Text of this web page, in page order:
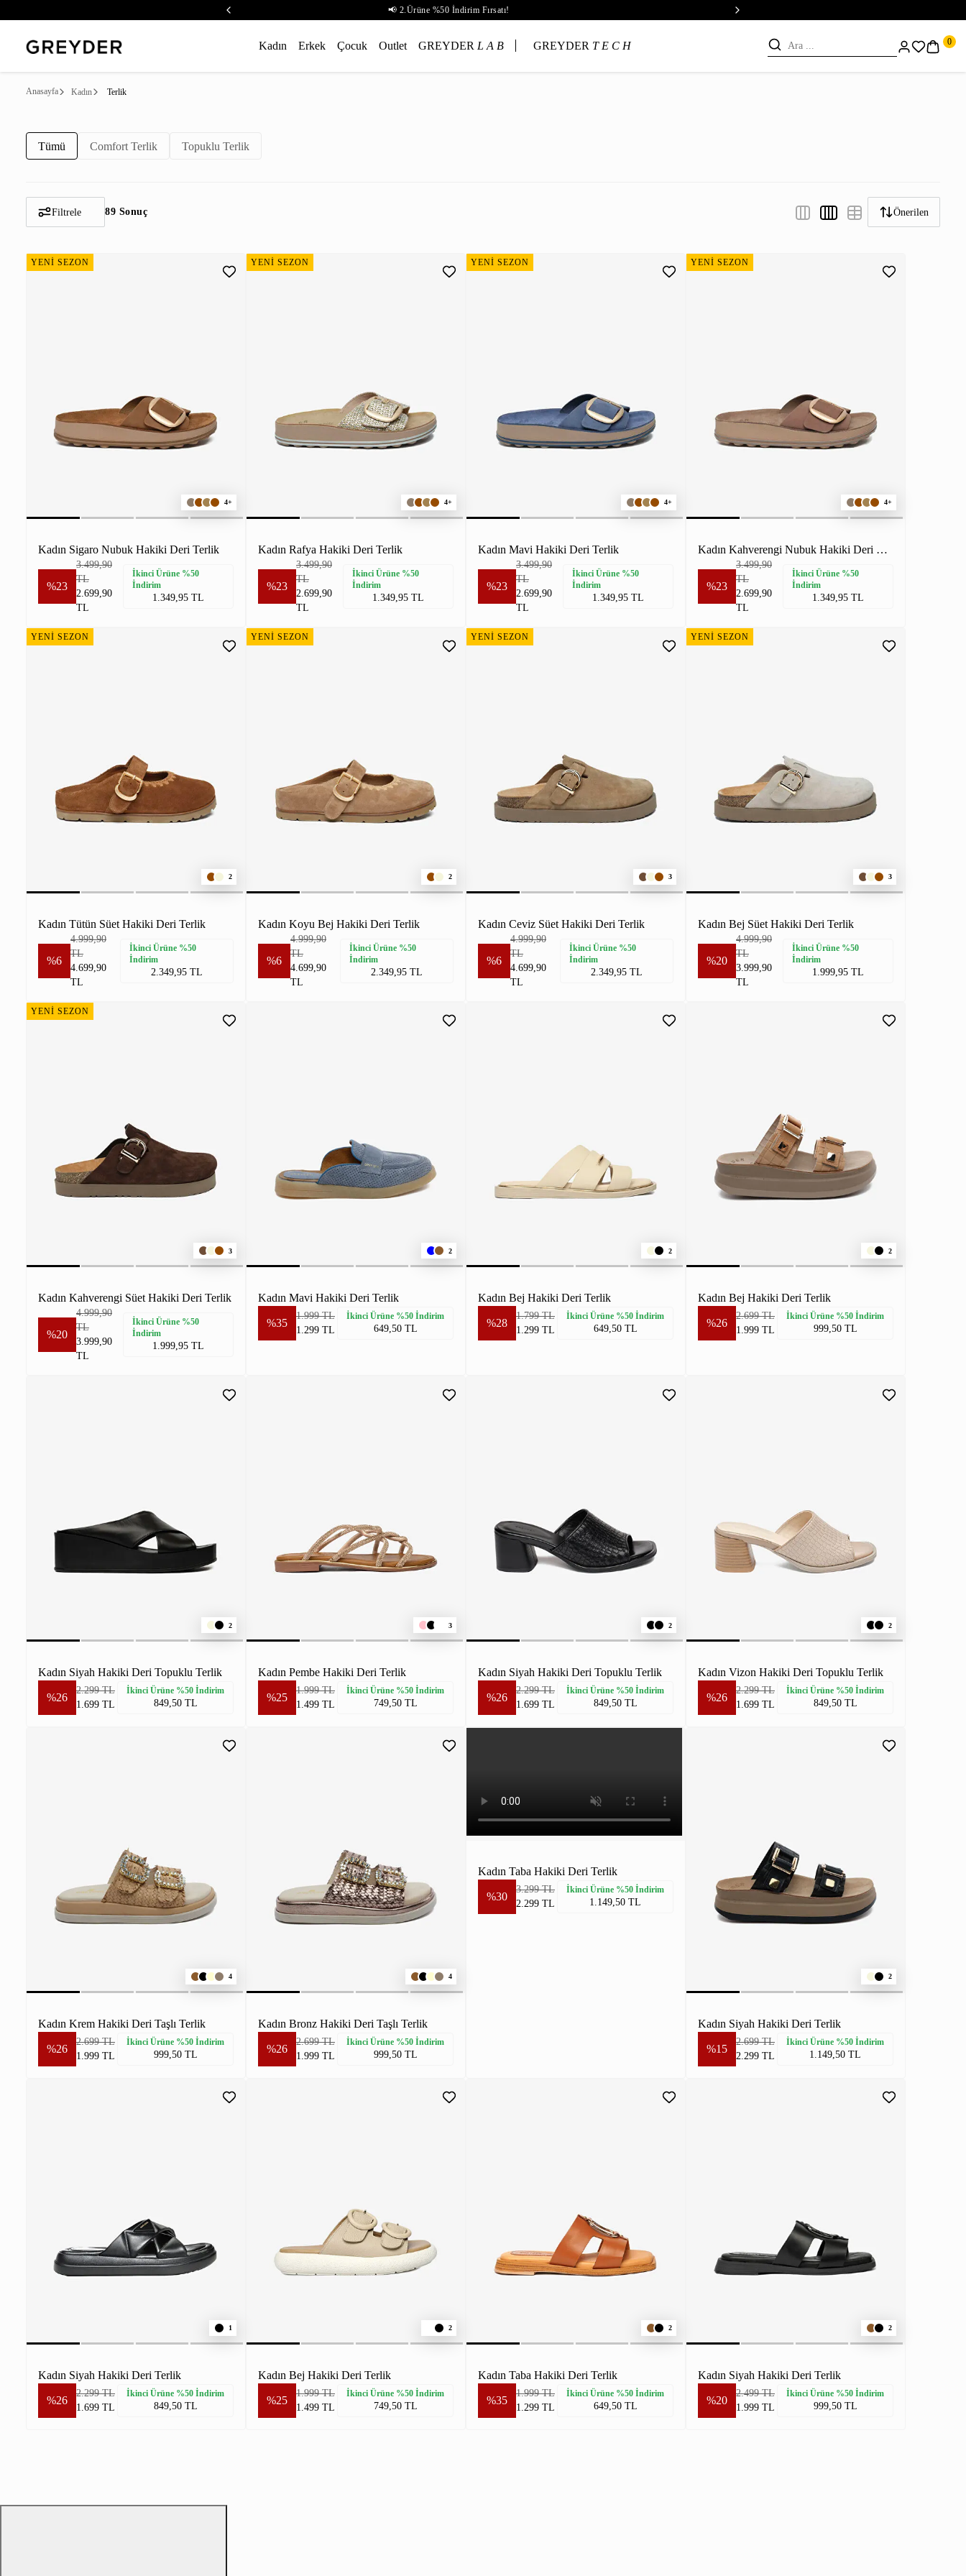
📢 2.Ürüne %50 İndirim Fırsatı!
Kadın Erkek Çocuk Outlet GREYDER L A B GREYDER T E C H 0
Anasayfa Kadın Terlik
Tümü Comfort Terlik Topuklu Terlik
Filtrele 89 Sonuç Önerilen
YENİ SEZON
4+
Kadın Sigaro Nubuk Hakiki Deri Terlik
%23
3.499,90
TL
2.699,90
TL
İkinci Ürüne %50
İndirim
1.349,95 TL
YENİ SEZON
4+
Kadın Rafya Hakiki Deri Terlik
%23
3.499,90
TL
2.699,90
TL
İkinci Ürüne %50
İndirim
1.349,95 TL
YENİ SEZON
4+
Kadın Mavi Hakiki Deri Terlik
%23
3.499,90
TL
2.699,90
TL
İkinci Ürüne %50
İndirim
1.349,95 TL
YENİ SEZON
4+
Kadın Kahverengi Nubuk Hakiki Deri Terlik
%23
3.499,90
TL
2.699,90
TL
İkinci Ürüne %50
İndirim
1.349,95 TL
YENİ SEZON
2
Kadın Tütün Süet Hakiki Deri Terlik
%6
4.999,90
TL
4.699,90
TL
İkinci Ürüne %50
İndirim
2.349,95 TL
YENİ SEZON
2
Kadın Koyu Bej Hakiki Deri Terlik
%6
4.999,90
TL
4.699,90
TL
İkinci Ürüne %50
İndirim
2.349,95 TL
YENİ SEZON
3
Kadın Ceviz Süet Hakiki Deri Terlik
%6
4.999,90
TL
4.699,90
TL
İkinci Ürüne %50
İndirim
2.349,95 TL
YENİ SEZON
3
Kadın Bej Süet Hakiki Deri Terlik
%20
4.999,90
TL
3.999,90
TL
İkinci Ürüne %50
İndirim
1.999,95 TL
YENİ SEZON
3
Kadın Kahverengi Süet Hakiki Deri Terlik
%20
4.999,90
TL
3.999,90
TL
İkinci Ürüne %50
İndirim
1.999,95 TL
2
Kadın Mavi Hakiki Deri Terlik
%35
1.999 TL
1.299 TL
İkinci Ürüne %50 İndirim
649,50 TL
2
Kadın Bej Hakiki Deri Terlik
%28
1.799 TL
1.299 TL
İkinci Ürüne %50 İndirim
649,50 TL
2
Kadın Bej Hakiki Deri Terlik
%26
2.699 TL
1.999 TL
İkinci Ürüne %50 İndirim
999,50 TL
2
Kadın Siyah Hakiki Deri Topuklu Terlik
%26
2.299 TL
1.699 TL
İkinci Ürüne %50 İndirim
849,50 TL
3
Kadın Pembe Hakiki Deri Terlik
%25
1.999 TL
1.499 TL
İkinci Ürüne %50 İndirim
749,50 TL
2
Kadın Siyah Hakiki Deri Topuklu Terlik
%26
2.299 TL
1.699 TL
İkinci Ürüne %50 İndirim
849,50 TL
2
Kadın Vizon Hakiki Deri Topuklu Terlik
%26
2.299 TL
1.699 TL
İkinci Ürüne %50 İndirim
849,50 TL
4
Kadın Krem Hakiki Deri Taşlı Terlik
%26
2.699 TL
1.999 TL
İkinci Ürüne %50 İndirim
999,50 TL
4
Kadın Bronz Hakiki Deri Taşlı Terlik
%26
2.699 TL
1.999 TL
İkinci Ürüne %50 İndirim
999,50 TL
Kadın Taba Hakiki Deri Terlik
%30
3.299 TL
2.299 TL
İkinci Ürüne %50 İndirim
1.149,50 TL
2
Kadın Siyah Hakiki Deri Terlik
%15
2.699 TL
2.299 TL
İkinci Ürüne %50 İndirim
1.149,50 TL
1
Kadın Siyah Hakiki Deri Terlik
%26
2.299 TL
1.699 TL
İkinci Ürüne %50 İndirim
849,50 TL
2
Kadın Bej Hakiki Deri Terlik
%25
1.999 TL
1.499 TL
İkinci Ürüne %50 İndirim
749,50 TL
2
Kadın Taba Hakiki Deri Terlik
%35
1.999 TL
1.299 TL
İkinci Ürüne %50 İndirim
649,50 TL
2
Kadın Siyah Hakiki Deri Terlik
%20
2.499 TL
1.999 TL
İkinci Ürüne %50 İndirim
999,50 TL